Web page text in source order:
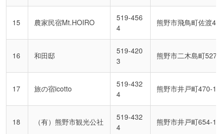
15 農家民宿Mt.HOIRO
519-456
4
熊野市飛鳥町佐渡
16 和田邸
519-420
3
熊野市二木島町527
17 旅の宿icotto
519-432
4
熊野市井戸町470-12
18 （有）熊野市観光公社
519-432
4
熊野市井戸町654-1